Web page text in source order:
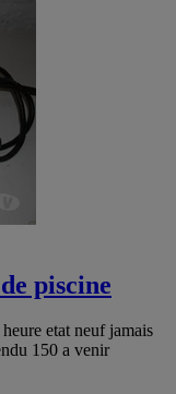
piscine
etat neuf jamais
150 a venir